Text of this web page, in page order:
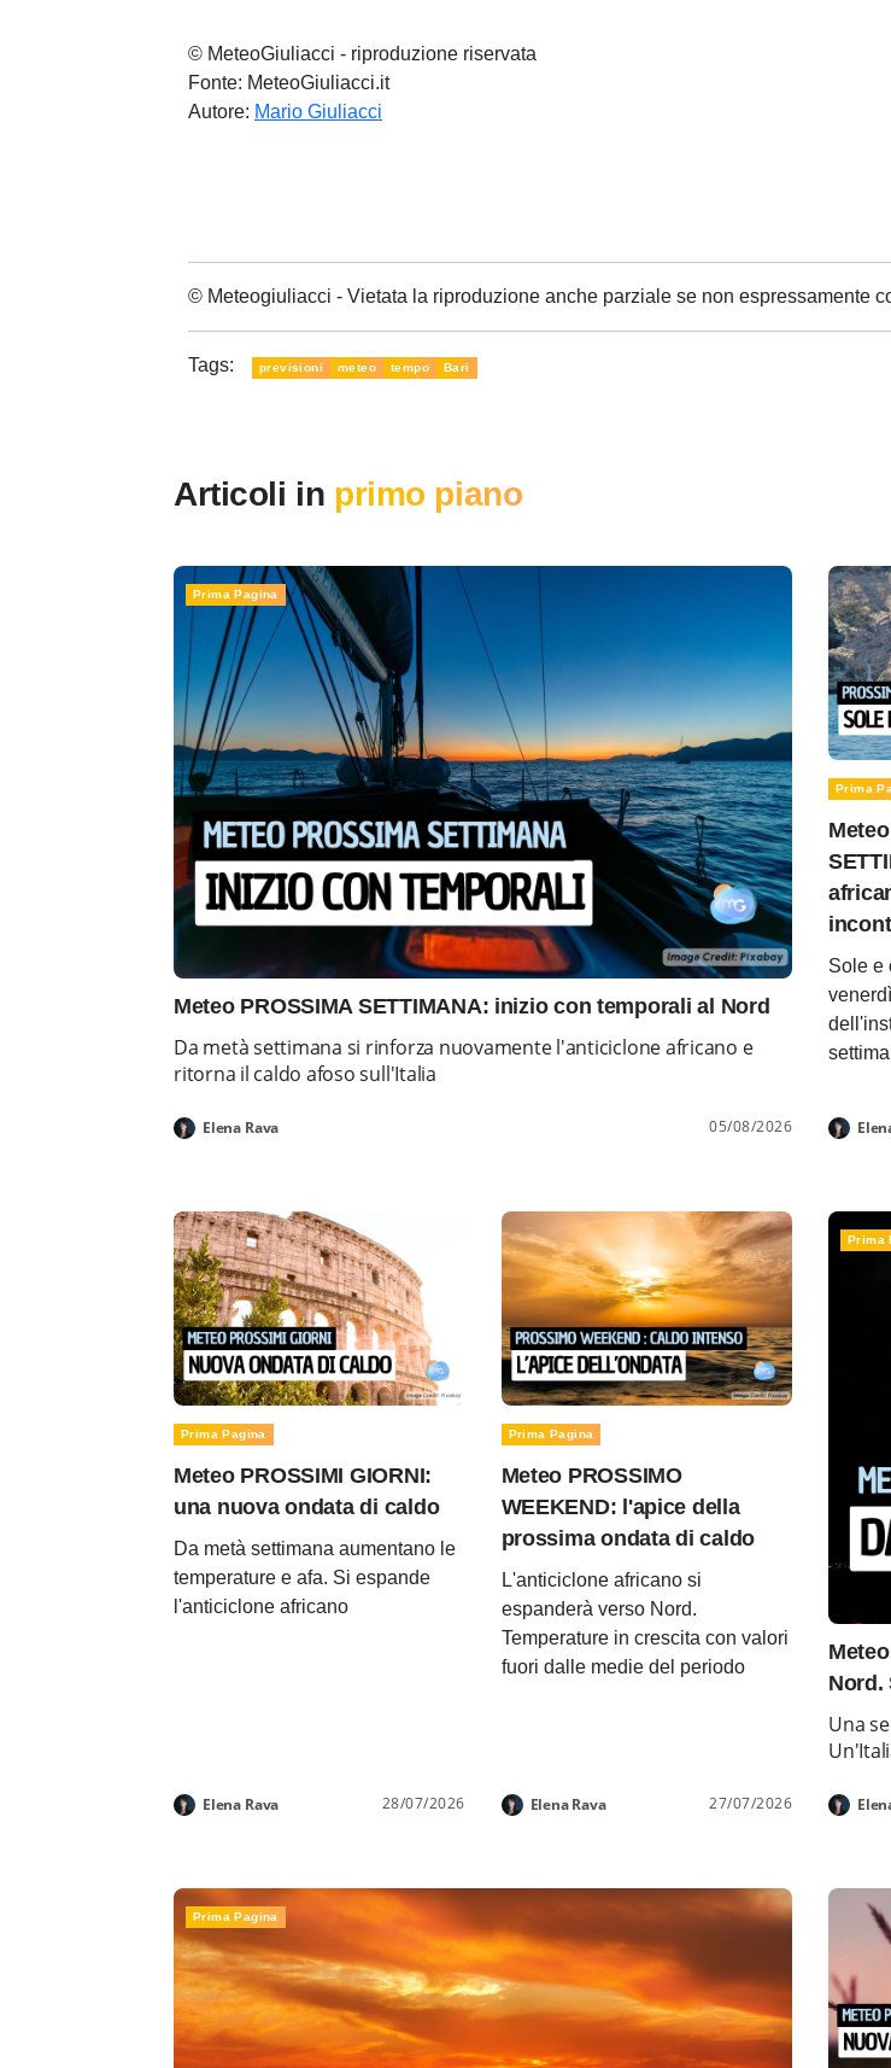
© MeteoGiuliacci - riproduzione riservata
Fonte: MeteoGiuliacci.it
Autore: Mario Giuliacci
© Meteogiuliacci - Vietata la riproduzione anche parziale se non espressamente
Tags: previsioni meteo tempo Bari
Articoli in primo piano
Prima Pagina
Meteo PROSSIMA SETTIMANA: inizio con temporali al Nord
Da metà settimana si rinforza nuovamente l'anticiclone africano e
ritorna il caldo afoso sull'Italia
Elena Rava 05/08/2026
Prima
Sole e
Prima Pagina
Meteo PROSSIMI GIORNI:
una nuova ondata di caldo
Da metà settimana aumentano le
temperature e afa. Si espande
l'anticiclone africano
Elena Rava 28/07/2026
Prima Pagina
Meteo PROSSIMO
WEEKEND: l'apice della
prossima ondata di caldo
L'anticiclone africano si
espanderà verso Nord.
Temperature in crescita con valori
fuori dalle medie del periodo
Elena Rava 27/07/2026
Prima
Nord.
Una
Prima Pagina